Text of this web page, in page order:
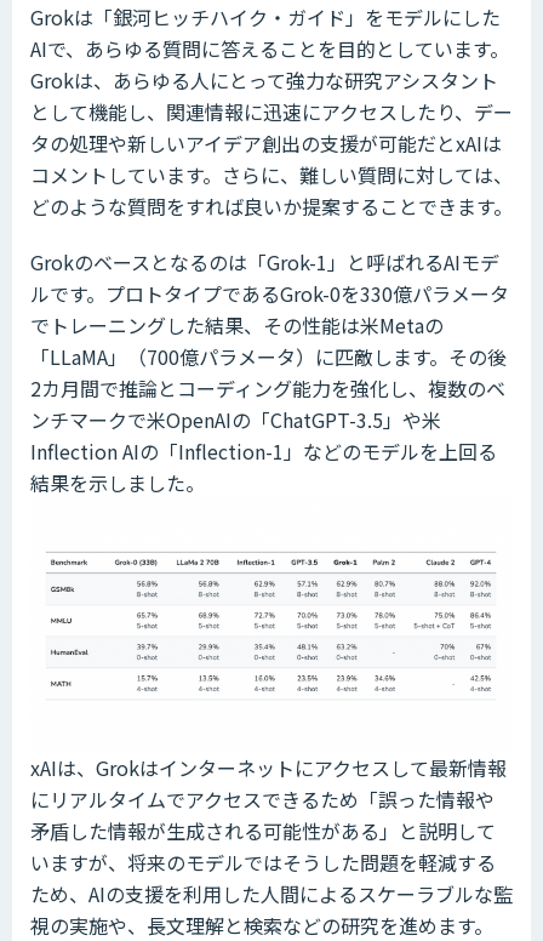
Grokは「銀河ヒッチハイク・ガイド」をモデルにした
AIで、あらゆる質問に答えることを目的としています。
Grokは、あらゆる人にとって強力な研究アシスタント
として機能し、関連情報に迅速にアクセスしたり、デー
タの処理や新しいアイデア創出の支援が可能だとxAIは
コメントしています。さらに、難しい質問に対しては、
どのような質問をすれば良いか提案することできます。
Grokのベースとなるのは「Grok-1」と呼ばれるAIモデ
ルです。プロトタイプであるGrok-0を330億パラメータ
でトレーニングした結果、その性能は米Metaの
「LLaMA」（700億パラメータ）に匹敵します。その後
2カ月間で推論とコーディング能力を強化し、複数のベ
ンチマークで米OpenAIの「ChatGPT-3.5」や米
Inflection AIの「Inflection-1」などのモデルを上回る
結果を示しました。
xAIは、Grokはインターネットにアクセスして最新情報
にリアルタイムでアクセスできるため「誤った情報や
矛盾した情報が生成される可能性がある」と説明して
いますが、将来のモデルではそうした問題を軽減する
ため、AIの支援を利用した人間によるスケーラブルな監
視の実施や、長文理解と検索などの研究を進めます。